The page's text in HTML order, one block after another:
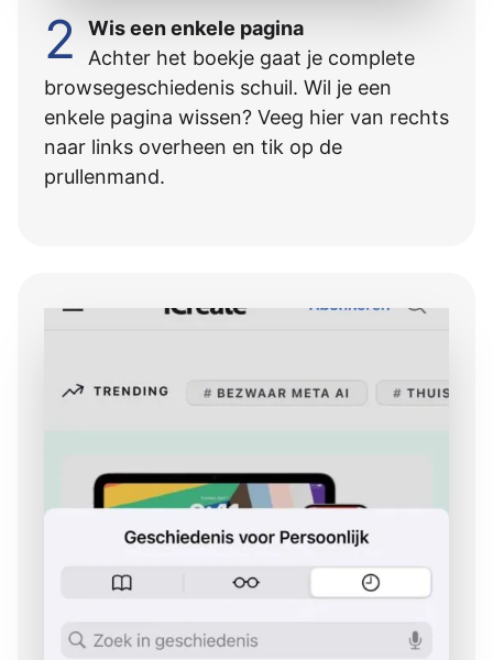
2
Wis een enkele pagina
Achter het boekje gaat je complete
browsegeschiedenis schuil. Wil je een
enkele pagina wissen? Veeg hier van rechts
naar links overheen en tik op de
prullenmand.